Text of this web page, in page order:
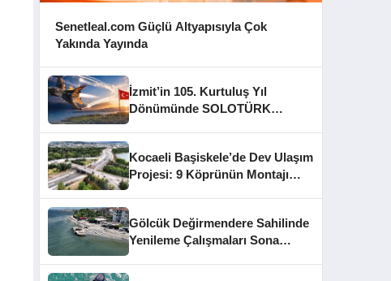
Senetleal.com Güçlü Altyapısıyla Çok
Yakında Yayında
İzmit’in 105. Kurtuluş Yıl
Dönümünde SOLOTÜRK
Kocaeli Başiskele’de Dev Ulaşım
Projesi: 9 Köprünün Montajı
Gölcük Değirmendere Sahilinde
Yenileme Çalışmaları Sona